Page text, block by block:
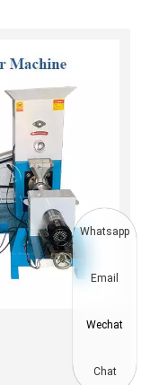
Whatsapp
Email
Wechat
Chat